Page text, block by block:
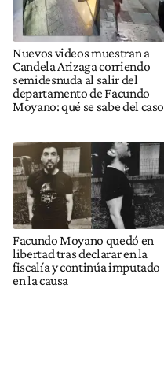
Nuevos videos muestran a
Candela Arizaga corriendo
semidesnuda al salir del
departamento de Facundo
Moyano: qué se sabe del caso
Facundo Moyano quedó en
libertad tras declarar en la
fiscalía y continúa imputado
en la causa